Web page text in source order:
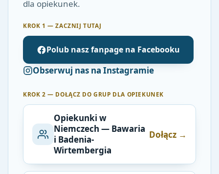
dla opiekunek.
KROK 1 — ZACZNIJ TUTAJ
Polub nasz fanpage na Facebooku
Obserwuj nas na Instagramie
KROK 2 — DOŁĄCZ DO GRUP DLA OPIEKUNEK
Opiekunki w
Niemczech — Bawaria
i Badenia-
Wirtembergia
Dołącz →